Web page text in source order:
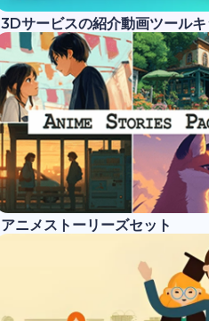
3Dサービスの紹介動画ツールキ
アニメストーリーズセット